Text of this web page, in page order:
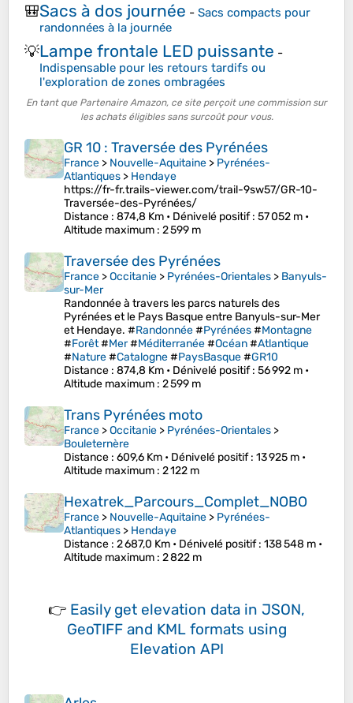
🎒Sacs à dos journée - Sacs compacts pour
randonnées à la journée
💡Lampe frontale LED puissante -
Indispensable pour les retours tardifs ou
l'exploration de zones ombragées
En tant que Partenaire Amazon, ce site perçoit une commission sur
les achats éligibles sans surcoût pour vous.
GR 10 : Traversée des Pyrénées
France > Nouvelle-Aquitaine > Pyrénées-
Atlantiques > Hendaye
https://fr-fr.trails-viewer.com/trail-9sw57/GR-10-
Traversée-des-Pyrénées/
Distance : 874,8 Km • Dénivelé positif: 57 052 m •
Altitude maximum : 2 599 m
Traversée des Pyrénées
France >Occitanie > Pyrénées-Orientales > Banyuls-
sur-Mer
Randonnée à travers les parcs naturels des
Pyrénées et le Pays Basque entre Banyuls-sur-Mer
et Hendaye. #Randonnée#Pyrénées#Montagne
#Forêt#Mer#Méditerranée#Océan#Atlantique
#Nature#Catalogne#PaysBasque#GR10
Distance : 874,8 Km • Dénivelé positif: 56 992 m •
Altitude maximum : 2 599 m
Trans Pyrénées moto
France >Occitanie > Pyrénées-Orientales >
Bouleternère
Distance : 609,6 Km • Dénivelé positif: 13 925 m •
Altitude maximum : 2 122 m
Hexatrek_Parcours_Complet_NOBO
France > Nouvelle-Aquitaine > Pyrénées-
Atlantiques > Hendaye
Distance : 2 687,0 Km • Dénivelé positif: 138 548 m •
Altitude maximum : 2 822 m
👉 Easily get elevation data in JSON,
GeoTIFF and KML formats using
Elevation API